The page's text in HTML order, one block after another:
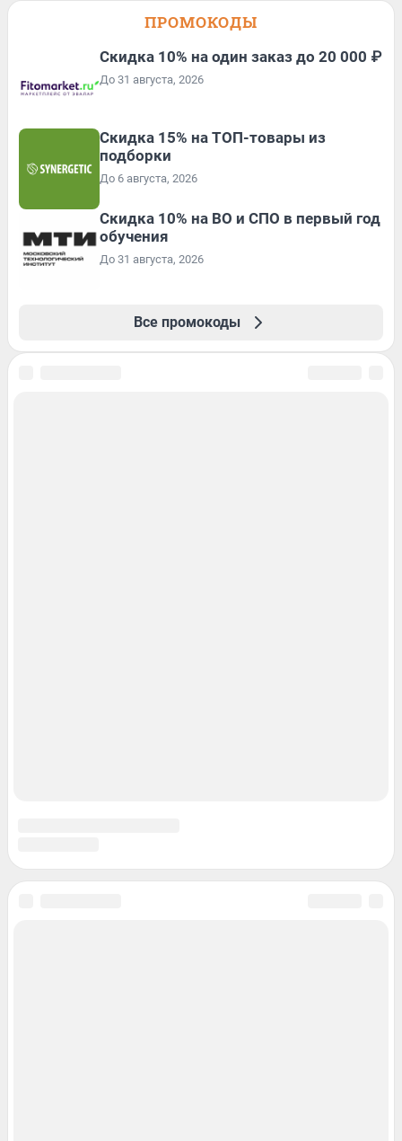
ПРОМОКОДЫ
Скидка 10% на один заказ до 20 000 ₽
До 31 августа, 2026
Скидка 15% на ТОП-товары из
подборки
До 6 августа, 2026
Скидка 10% на ВО и СПО в первый год
обучения
До 31 августа, 2026
Все промокоды